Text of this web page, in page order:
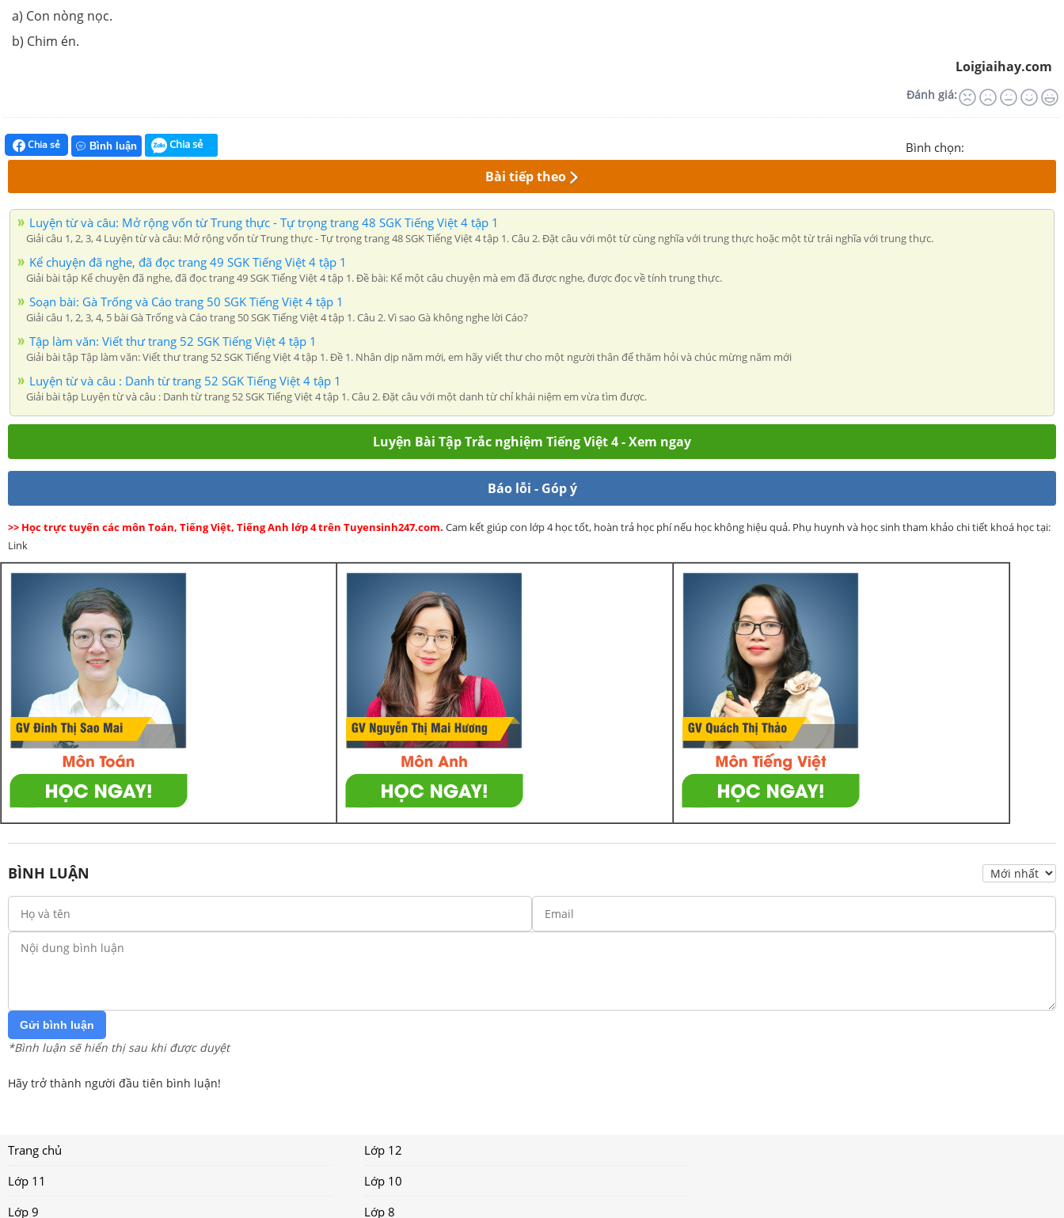
a) Con nòng nọc.
b) Chim én.
Loigiaihay.com
Đánh giá:
Chia sẻ Bình luận Chia sẻ Bình chọn:
Bài tiếp theo
Luyện từ và câu: Mở rộng vốn từ Trung thực - Tự trọng trang 48 SGK Tiếng Việt 4 tập 1
Giải câu 1, 2, 3, 4 Luyện từ và câu: Mở rộng vốn từ Trung thực - Tự trọng trang 48 SGK Tiếng Việt 4 tập 1. Câu 2. Đặt câu với một từ cùng nghĩa với trung thực hoặc một từ trái nghĩa với trung thực.
Kể chuyện đã nghe, đã đọc trang 49 SGK Tiếng Việt 4 tập 1
Giải bài tập Kể chuyện đã nghe, đã đọc trang 49 SGK Tiếng Việt 4 tập 1. Đề bài: Kể một câu chuyện mà em đã được nghe, được đọc về tính trung thực.
Soạn bài: Gà Trống và Cáo trang 50 SGK Tiếng Việt 4 tập 1
Giải câu 1, 2, 3, 4, 5 bài Gà Trống và Cáo trang 50 SGK Tiếng Việt 4 tập 1. Câu 2. Vì sao Gà không nghe lời Cáo?
Tập làm văn: Viết thư trang 52 SGK Tiếng Việt 4 tập 1
Giải bài tập Tập làm văn: Viết thư trang 52 SGK Tiếng Việt 4 tập 1. Đề 1. Nhân dịp năm mới, em hãy viết thư cho một người thân để thăm hỏi và chúc mừng năm mới
Luyện từ và câu : Danh từ trang 52 SGK Tiếng Việt 4 tập 1
Giải bài tập Luyện từ và câu : Danh từ trang 52 SGK Tiếng Việt 4 tập 1. Câu 2. Đặt câu với một danh từ chỉ khái niệm em vừa tìm được.
Luyện Bài Tập Trắc nghiệm Tiếng Việt 4 - Xem ngay
Báo lỗi - Góp ý
>> Học trực tuyến các môn Toán, Tiếng Việt, Tiếng Anh lớp 4 trên Tuyensinh247.com. Cam kết giúp con lớp 4 học tốt, hoàn trả học phí nếu học không hiệu quả. Phụ huynh và học sinh tham khảo chi tiết khoá học tại:
Link
BÌNH LUẬN
Gửi bình luận
*Bình luận sẽ hiển thị sau khi được duyệt
Hãy trở thành người đầu tiên bình luận!
Trang chủ
Lớp 12
Lớp 11
Lớp 10
Lớp 9
Lớp 8